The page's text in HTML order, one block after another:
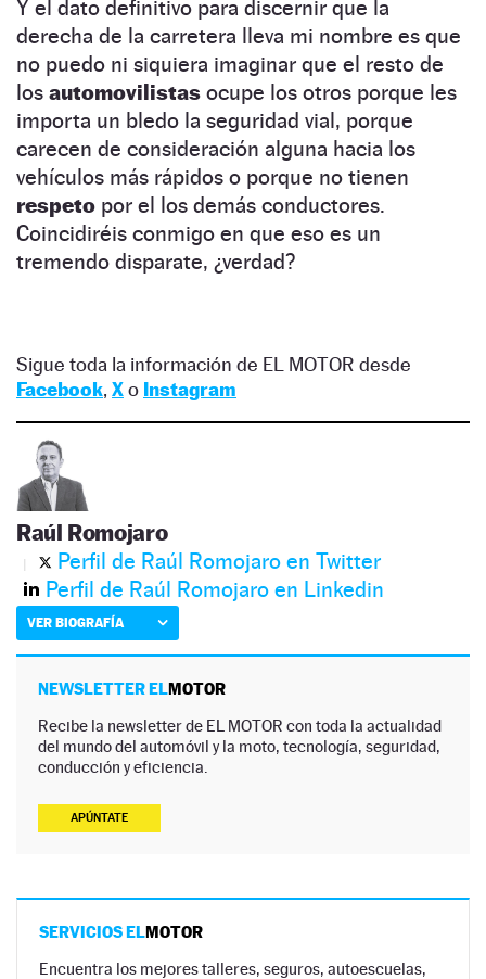
Y el dato definitivo para discernir que la
derecha de la carretera lleva mi nombre es que
no puedo ni siquiera imaginar que el resto de
los automovilistas ocupe los otros porque les
importa un bledo la seguridad vial, porque
carecen de consideración alguna hacia los
vehículos más rápidos o porque no tienen
respeto por el los demás conductores.
Coincidiréis conmigo en que eso es un
tremendo disparate, ¿verdad?
Sigue toda la información de EL MOTOR desde
Facebook, Xo Instagram
Raúl Romojaro
Perfil de Raúl Romojaro en Twitter
Perfil de Raúl Romojaro en Linkedin
VER BIOGRAFÍA
NEWSLETTER ELMOTOR
Recibe la newsletter de EL MOTOR con toda la actualidad
del mundo del automóvil y la moto, tecnología, seguridad,
conducción y eficiencia.
APÚNTATE
SERVICIOS ELMOTOR
Encuentra los mejores talleres, seguros, autoescuelas,